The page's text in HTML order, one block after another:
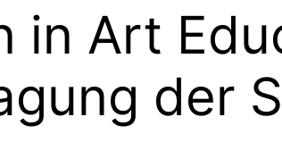
in Art
der